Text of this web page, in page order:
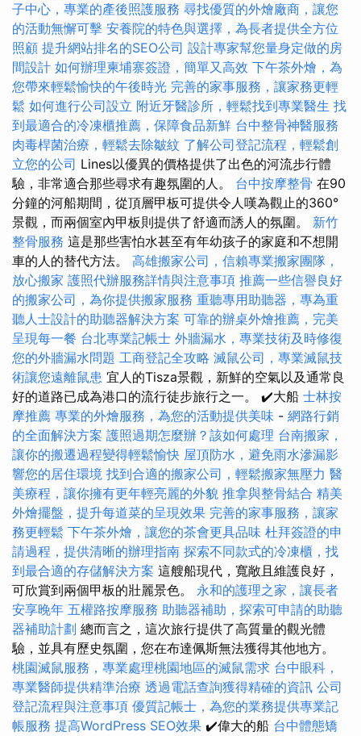
子中心，專業的產後照護服務 尋找優質的外燴廠商，讓您
的活動無懈可擊 安養院的特色與選擇，為長者提供全方位
照顧 提升網站排名的SEO公司 設計專家幫您量身定做的房
間設計 如何辦理柬埔寨簽證，簡單又高效 下午茶外燴，為
您帶來輕鬆愉快的午後時光 完善的家事服務，讓家務更輕
鬆 如何進行公司設立 附近牙醫診所，輕鬆找到專業醫生 找
到最適合的冷凍櫃推薦，保障食品新鮮 台中整骨神醫服務
肉毒桿菌治療，輕鬆去除皺紋 了解公司登記流程，輕鬆創
立您的公司 Lines以優異的價格提供了出色的河流步行體
驗，非常適合那些尋求有趣氛圍的人。 台中按摩整骨 在90
分鐘的河船期間，從頂層甲板可提供令人嘆為觀止的360°
景觀，而兩個室內甲板則提供了舒適而誘人的氛圍。 新竹
整骨服務 這是那些害怕水甚至有年幼孩子的家庭和不想開
車的人的替代方法。 高雄搬家公司，信賴專業搬家團隊，
放心搬家 護照代辦服務詳情與注意事項 推薦一些信譽良好
的搬家公司，為你提供搬家服務 重聽專用助聽器，專為重
聽人士設計的助聽器解決方案 可靠的辦桌外燴推薦，完美
呈現每一餐 台北專業記帳士 外牆漏水，專業技術及時修復
您的外牆漏水問題 工商登記全攻略 滅鼠公司，專業滅鼠技
術讓您遠離鼠患 宜人的Tisza景觀，新鮮的空氣以及通常良
好的道路已成為港口的流行徒步旅行之一。 ✔️大船 士林按
摩推薦 專業的外燴服務，為您的活動提供美味 - 網路行銷
的全面解決方案 護照過期怎麼辦？該如何處理 台南搬家，
讓你的搬遷過程變得輕鬆愉快 屋頂防水，避免雨水滲漏影
響您的居住環境 找到合適的搬家公司，輕鬆搬家無壓力 醫
美療程，讓你擁有更年輕亮麗的外貌 推拿與整骨結合 精美
外燴擺盤，提升每道菜的呈現效果 完善的家事服務，讓家
務更輕鬆 下午茶外燴，讓您的茶會更具品味 杜拜簽證的申
請過程，提供清晰的辦理指南 探索不同款式的冷凍櫃，找
到最合適的存儲解決方案 這艘船現代，寬敞且維護良好，
可欣賞到兩個甲板的壯麗景色。 永和的護理之家，讓長者
安享晚年 五權路按摩服務 助聽器補助，探索可申請的助聽
器補助計劃 總而言之，這次旅行提供了高質量的觀光體
驗，並具有歷史氛圍，您在布達佩斯無法獲得其他地方。
桃園滅鼠服務，專業處理桃園地區的滅鼠需求 台中眼科，
專業醫師提供精準治療 透過電話查詢獲得精確的資訊 公司
登記流程與注意事項 優質記帳士，為您的業務提供專業記
帳服務 提高WordPress SEO效果 ✔️偉大的船 台中體態矯